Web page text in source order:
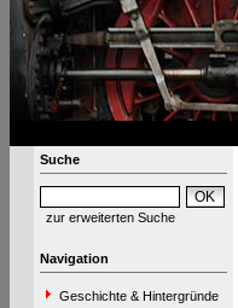
Suche
zur erweiterten Suche
Navigation
Geschichte & Hintergründe